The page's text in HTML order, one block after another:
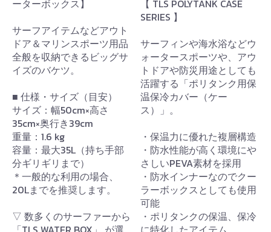
ーターボックス】
サーフアイテムなどアウト
ドア＆マリンスポーツ用品
全般を収納できるビッグサ
イズのバケツ。
■ 仕様・サイズ（目安）
サイズ：幅50cm×高さ
35cm×奥行き39cm
重量：1.6 kg
容量：最大35L（持ち手部
分ギリギリまで）
＊一般的な利用の場合、
20Lまでを推奨します。
▽ 数多くのサーファーから
【 TLS POLYTANK CASE
SERIES 】
サーフィンや海水浴などウ
ォータースポーツや、アウ
トドアや防災用途としても
活躍する「ポリタンク用保
温保冷カバー（ケー
ス）」。
・保温力に優れた複層構造
・防水性能が高く環境にや
さしいPEVA素材を採用
・防水インナーなのでクー
ラーボックスとしても使用
可能
・ポリタンクの保温、保冷